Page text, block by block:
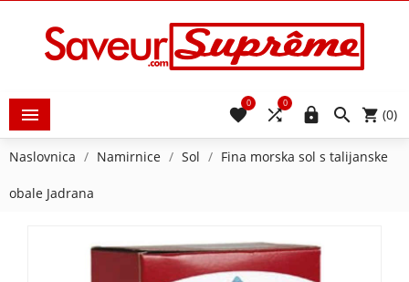
  (0)


0

0
Naslovnica Namirnice Sol Fina morska sol s talijanske
obale Jadrana